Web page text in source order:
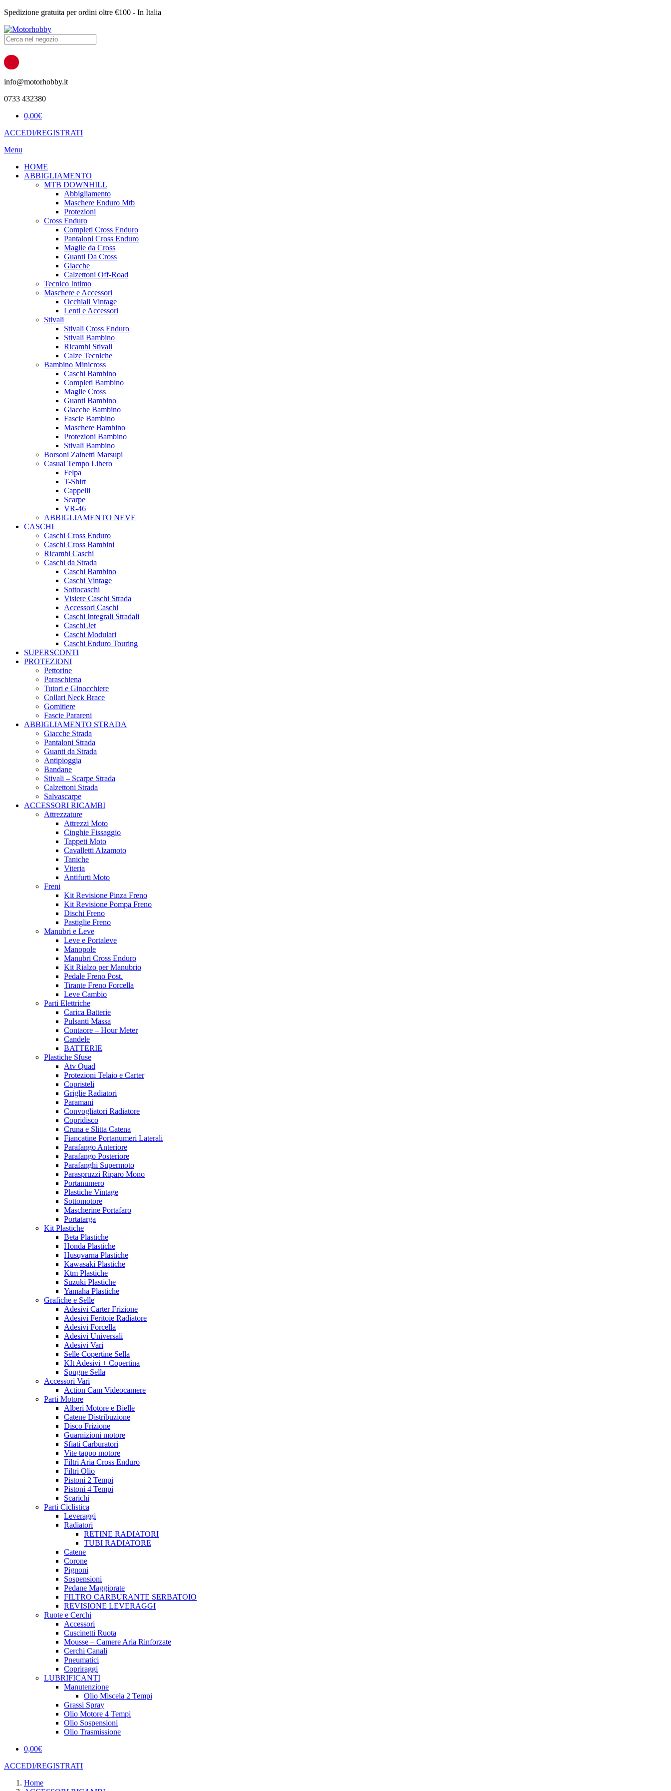
Spedizione gratuita per ordini oltre €100 - In Italia
Products
search
info@motorhobby.it
0733 432380
0,00€
ACCEDI/REGISTRATI
Menu
HOME
ABBIGLIAMENTO
MTB DOWNHILL
Abbigliamento
Maschere Enduro Mtb
Protezioni
Cross Enduro
Completi Cross Enduro
Pantaloni Cross Enduro
Maglie da Cross
Guanti Da Cross
Giacche
Calzettoni Off-Road
Tecnico Intimo
Maschere e Accessori
Occhiali Vintage
Lenti e Accessori
Stivali
Stivali Cross Enduro
Stivali Bambino
Ricambi Stivali
Calze Tecniche
Bambino Minicross
Caschi Bambino
Completi Bambino
Maglie Cross
Guanti Bambino
Giacche Bambino
Fascie Bambino
Maschere Bambino
Protezioni Bambino
Stivali Bambino
Borsoni Zainetti Marsupi
Casual Tempo Libero
Felpa
T-Shirt
Cappelli
Scarpe
VR-46
ABBIGLIAMENTO NEVE
CASCHI
Caschi Cross Enduro
Caschi Cross Bambini
Ricambi Caschi
Caschi da Strada
Caschi Bambino
Caschi Vintage
Sottocaschi
Visiere Caschi Strada
Accessori Caschi
Caschi Integrali Stradali
Caschi Jet
Caschi Modulari
Caschi Enduro Touring
SUPERSCONTI
PROTEZIONI
Pettorine
Paraschiena
Tutori e Ginocchiere
Collari Neck Brace
Gomitiere
Fascie Parareni
ABBIGLIAMENTO STRADA
Giacche Strada
Pantaloni Strada
Guanti da Strada
Antipioggia
Bandane
Stivali – Scarpe Strada
Calzettoni Strada
Salvascarpe
ACCESSORI RICAMBI
Attrezzature
Attrezzi Moto
Cinghie Fissaggio
Tappeti Moto
Cavalletti Alzamoto
Taniche
Viteria
Antifurti Moto
Freni
Kit Revisione Pinza Freno
Kit Revisione Pompa Freno
Dischi Freno
Pastiglie Freno
Manubri e Leve
Leve e Portaleve
Manopole
Manubri Cross Enduro
Kit Rialzo per Manubrio
Pedale Freno Post.
Tirante Freno Forcella
Leve Cambio
Parti Elettriche
Carica Batterie
Pulsanti Massa
Contaore – Hour Meter
Candele
BATTERIE
Plastiche Sfuse
Atv Quad
Protezioni Telaio e Carter
Copristeli
Griglie Radiatori
Paramani
Convogliatori Radiatore
Copridisco
Cruna e Slitta Catena
Fiancatine Portanumeri Laterali
Parafango Anteriore
Parafango Posteriore
Parafanghi Supermoto
Paraspruzzi Riparo Mono
Portanumero
Plastiche Vintage
Sottomotore
Mascherine Portafaro
Portatarga
Kit Plastiche
Beta Plastiche
Honda Plastiche
Husqvarna Plastiche
Kawasaki Plastiche
Ktm Plastiche
Suzuki Plastiche
Yamaha Plastiche
Grafiche e Selle
Adesivi Carter Frizione
Adesivi Feritoie Radiatore
Adesivi Forcella
Adesivi Universali
Adesivi Vari
Selle Copertine Sella
KIt Adesivi + Copertina
Spugne Sella
Accessori Vari
Action Cam Videocamere
Parti Motore
Alberi Motore e Bielle
Catene Distribuzione
Disco Frizione
Guarnizioni motore
Sfiati Carburatori
Vite tappo motore
Filtri Aria Cross Enduro
Filtri Olio
Pistoni 2 Tempi
Pistoni 4 Tempi
Scarichi
Parti Ciclistica
Leveraggi
Radiatori
RETINE RADIATORI
TUBI RADIATORE
Catene
Corone
Pignoni
Sospensioni
Pedane Maggiorate
FILTRO CARBURANTE SERBATOIO
REVISIONE LEVERAGGI
Ruote e Cerchi
Accessori
Cuscinetti Ruota
Mousse – Camere Aria Rinforzate
Cerchi Canali
Pneumatici
Copriraggi
LUBRIFICANTI
Manutenzione
Olio Miscela 2 Tempi
Grassi Spray
Olio Motore 4 Tempi
Olio Sospensioni
Olio Trasmissione
0,00€
ACCEDI/REGISTRATI
Home